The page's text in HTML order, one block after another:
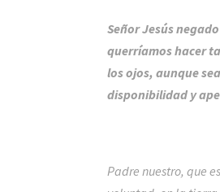
Señor Jesús
querríamos hacer
los ojos, aunque
disponibilidad y
Padre nuestro, que